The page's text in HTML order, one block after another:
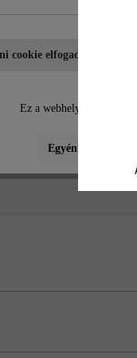
kőrendszernek
cookie elfogadása
Ez a webhely cookie-kat
Egyéni beállítások